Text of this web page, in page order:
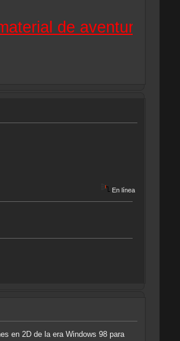
de aventuras gráficas
En línea
en 2D de la era Windows 98 para